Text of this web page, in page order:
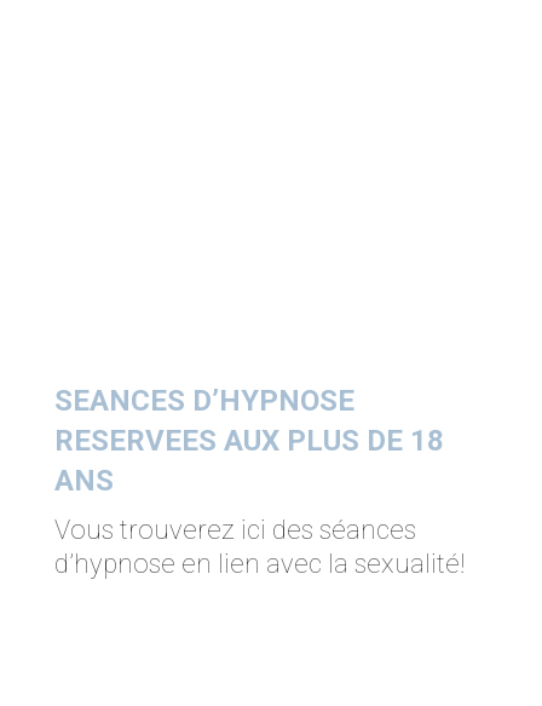
SEANCES D’HYPNOSE
RESERVEES AUX PLUS DE 18
ANS
Vous trouverez ici des séances
d’hypnose en lien avec la sexualité!